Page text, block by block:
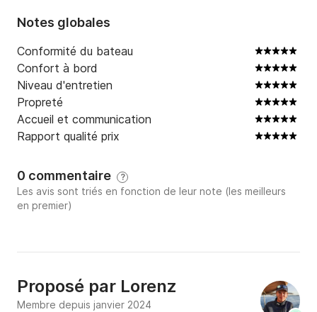
Notes globales
Conformité du bateau
Confort à bord
Niveau d'entretien
Propreté
Accueil et communication
Rapport qualité prix
0 commentaire ?
Les avis sont triés en fonction de leur note (les meilleurs
en premier)
Proposé par Lorenz
Membre depuis janvier 2024